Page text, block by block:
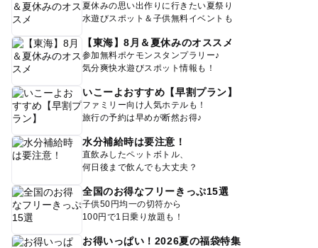
夏休みの思い出作りに行きたい夏祭り
水遊びスポット＆子供無料イベントも
【東海】8月＆夏休みのオススメ
参加無料ポケモンスタンプラリー♪
気分爽快水遊びスポット情報も！
いこーよおすすめ【早割プラン】
ファミリー向け人気ホテルも！
旅行の予約は早めが断然お得♪
水分補給時は要注意！
直飲みしたペットボトル、
何日後まで飲んでも大丈夫？
全国のお得なフリーきっぷ15選
子供50円均一の切符から
100円で1日乗り放題も！
お得いっぱい！2026夏の福袋特集